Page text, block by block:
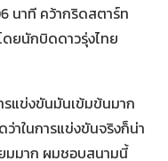
นาที คว้ากริดสตาร์ท
ดยนักบิดดาวรุ่งไทย
รแข่งขันมันเข้มข้นมาก
าในการแข่งขันจริงก็น่า
มมาก ผมชอบสนามนี้